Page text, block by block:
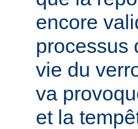
encore
processus
vie du
va
et la